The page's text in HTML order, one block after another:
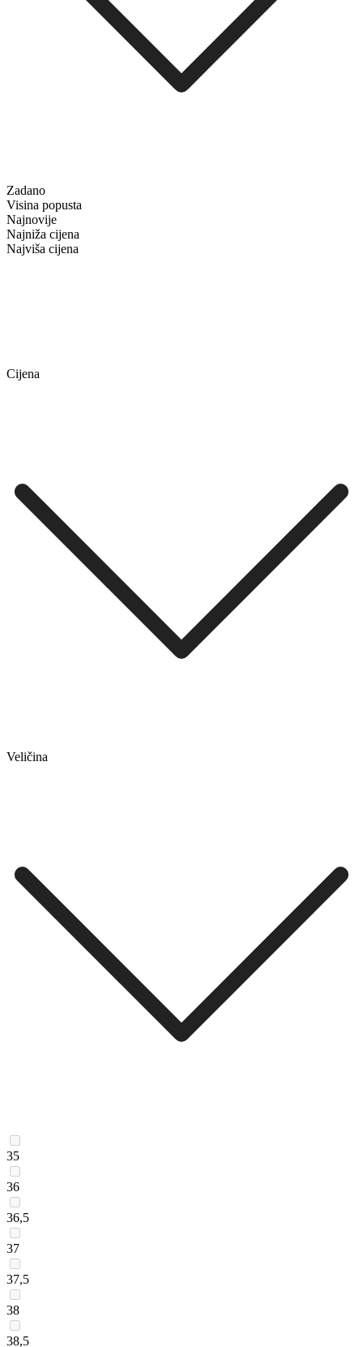
Zadano
Visina popusta
Najnovije
Najniža cijena
Najviša cijena
Cijena
Veličina
35
36
36,5
37
37,5
38
38,5